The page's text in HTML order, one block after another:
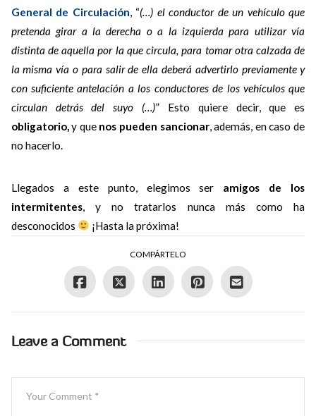
General de Circulación , “(…) el conductor de un vehículo que
pretenda girar a la derecha o a la izquierda para utilizar vía
distinta de aquella por la que circula, para tomar otra calzada de
la misma vía o para salir de ella deberá advertirlo previamente y
con suficiente antelación a los conductores de los vehículos que
circulan detrás del suyo (…)” Esto quiere decir, que es
obligatorio,y que nos pueden sancionar, además, en caso de
no hacerlo.
Llegados a este punto, elegimos ser amigos de los
intermitentes, y no tratarlos nunca más como ha
desconocidos
¡Hasta la próxima!
COMPÁRTELO
Leave a Comment